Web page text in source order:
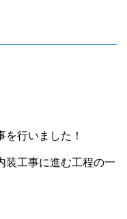
行いました！
装工事に進む工程の一